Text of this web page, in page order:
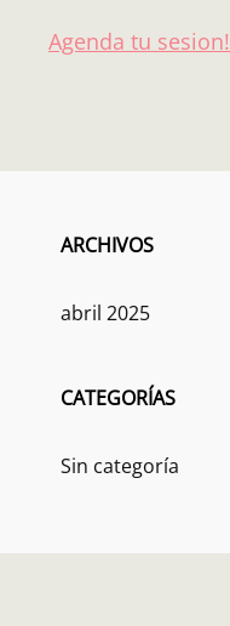
Agenda tu sesion!
ARCHIVOS
abril 2025
CATEGORÍAS
Sin categoría